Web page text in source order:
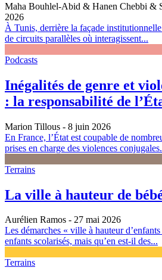
Maha Bouhlel-Abid & Hanen Chebbi &
2026
À Tunis, derrière la façade
de circuits parallèles où interagissent...
Podcasts
Inégalités de genre et
: la responsabilité de
Marion Tillous - 8 juin 2026
En France, l’État est coupable de
prises en charge des violences
Terrains
La ville à hauteur de
Aurélien Ramos - 27 mai 2026
Les démarches « ville à hauteur
enfants scolarisés, mais qu’en est-il des...
Terrains